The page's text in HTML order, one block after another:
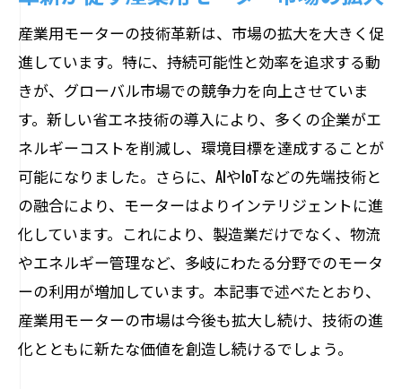
革新
エネルギーコスト削減に向けたモーター
の導入
未来のエネルギーシステムとモーターの
役割
持続可能な社会を支えるモーターの可能性
社会のニーズに応えるモーター技術の革
新
環境と調和するモーターの可能性
持続可能な都市づくりに貢献するモータ
ー
未来社会の基盤を支えるモーターの役割
産業用モーターの技術革新は、市場の拡大を大きく促
進しています。特に、持続可能性と効率を追求する動
きが、グローバル市場での競争力を向上させていま
す。新しい省エネ技術の導入により、多くの企業がエ
ネルギーコストを削減し、環境目標を達成することが
可能になりました。さらに、AIやIoTなどの先端技術と
の融合により、モーターはよりインテリジェントに進
化しています。これにより、製造業だけでなく、物流
やエネルギー管理など、多岐にわたる分野でのモータ
ーの利用が増加しています。本記事で述べたとおり、
産業用モーターの市場は今後も拡大し続け、技術の進
化とともに新たな価値を創造し続けるでしょう。